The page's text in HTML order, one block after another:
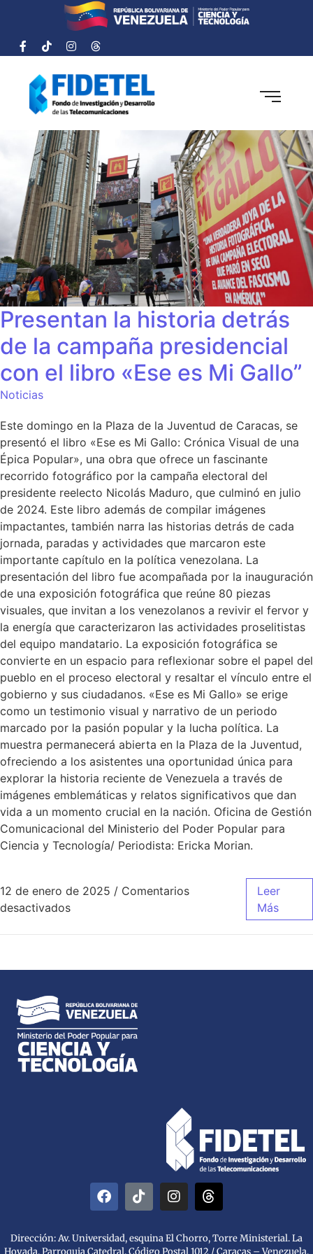
Presentan la historia detrás
de la campaña presidencial
con el libro «Ese es Mi Gallo”
Noticias
Este domingo en la Plaza de la Juventud de Caracas, se
presentó el libro «Ese es Mi Gallo: Crónica Visual de una
Épica Popular», una obra que ofrece un fascinante
recorrido fotográfico por la campaña electoral del
presidente reelecto Nicolás Maduro, que culminó en julio
de 2024. Este libro además de compilar imágenes
impactantes, también narra las historias detrás de cada
jornada, paradas y actividades que marcaron este
importante capítulo en la política venezolana. La
presentación del libro fue acompañada por la inauguración
de una exposición fotográfica que reúne 80 piezas
visuales, que invitan a los venezolanos a revivir el fervor y
la energía que caracterizaron las actividades proselitistas
del equipo mandatario. La exposición fotográfica se
convierte en un espacio para reflexionar sobre el papel del
pueblo en el proceso electoral y resaltar el vínculo entre el
gobierno y sus ciudadanos. «Ese es Mi Gallo» se erige
como un testimonio visual y narrativo de un periodo
marcado por la pasión popular y la lucha política. La
muestra permanecerá abierta en la Plaza de la Juventud,
ofreciendo a los asistentes una oportunidad única para
explorar la historia reciente de Venezuela a través de
imágenes emblemáticas y relatos significativos que dan
vida a un momento crucial en la nación. Oficina de Gestión
Comunicacional del Ministerio del Poder Popular para
Ciencia y Tecnología/ Periodista: Ericka Morian.
12 de enero de 2025 / Comentarios
desactivados
Leer
Más
Dirección: Av. Universidad, esquina El Chorro, Torre Ministerial. La
Hoyada, Parroquia Catedral. Código Postal 1012 / Caracas – Venezuela.